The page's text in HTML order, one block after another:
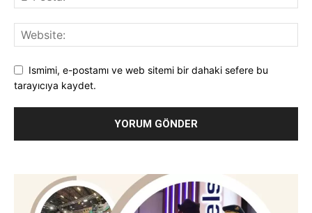
Ismimi, e-postamı ve web sitemi bir dahaki sefere bu
tarayıcıya kaydet.